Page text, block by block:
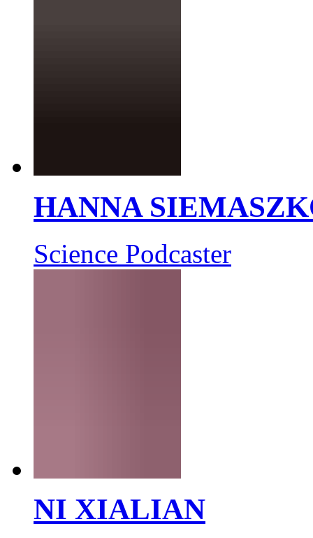
HANNA
Science Podcaster
NI XIALIAN